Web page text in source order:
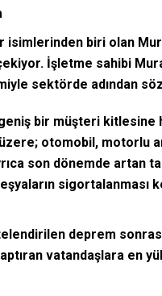
biri olan
İşletme sahibi
sektörde adından
bir müşteri
otomobil, motorlu
son dönemde artan
sigortalanması
deprem
vatandaşlara en